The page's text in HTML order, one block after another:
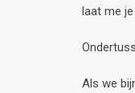
laat me
Als we